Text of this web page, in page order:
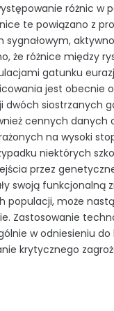
różnic w
te powiązano z
sygnałowym,
że różnice między
gatunku
jest obecnie
dwóch siostrzanych
cennych
na wysoki
niektórych
przez
swoją funkcjonalną
populacji, może
Zastosowanie
w odniesieniu
krytycznego